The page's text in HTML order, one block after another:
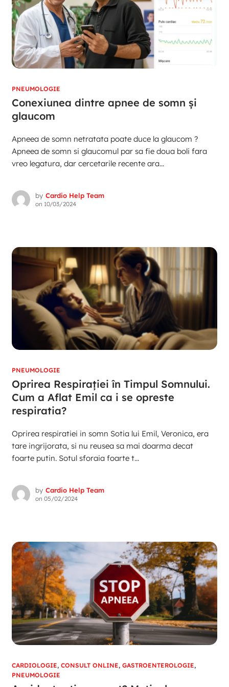
PNEUMOLOGIE
Conexiunea dintre apnee de somn și
glaucom
Apneea de somn netratata poate duce la glaucom ?
Apneea de somn si glaucomul par sa fie doua boli fara
vreo legatura, dar cercetarile recente ara...
by Cardio Help Team
on 10/03/2024
PNEUMOLOGIE
Oprirea Respirației în Timpul Somnului.
Cum a Aflat Emil ca i se opreste
respiratia?
Oprirea respiratiei in somn Sotia lui Emil, Veronica, era
tare ingrijorata, si nu reusea sa mai doarma decat
foarte putin. Sotul sforaia foarte t...
by Cardio Help Team
on 05/02/2024
CARDIOLOGIE, CONSULT ONLINE, GASTROENTEROLOGIE,
PNEUMOLOGIE